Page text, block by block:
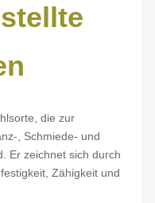
die zur
, Schmiede- und
Er zeichnet sich durch
Zähigkeit und